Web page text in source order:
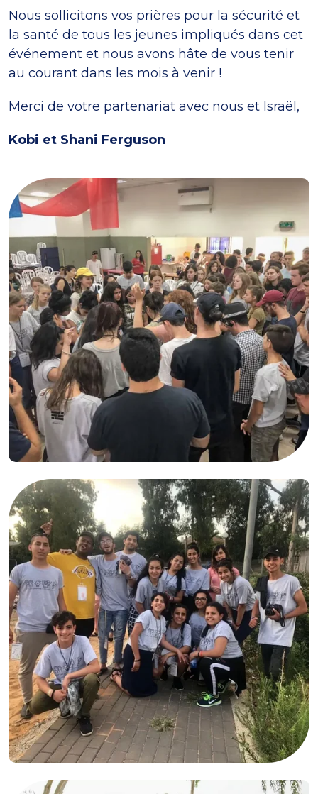
Nous sollicitons vos prières pour la sécurité et
la santé de tous les jeunes impliqués dans cet
événement et nous avons hâte de vous tenir
au courant dans les mois à venir !
Merci de votre partenariat avec nous et Israël,
Kobi et Shani Ferguson